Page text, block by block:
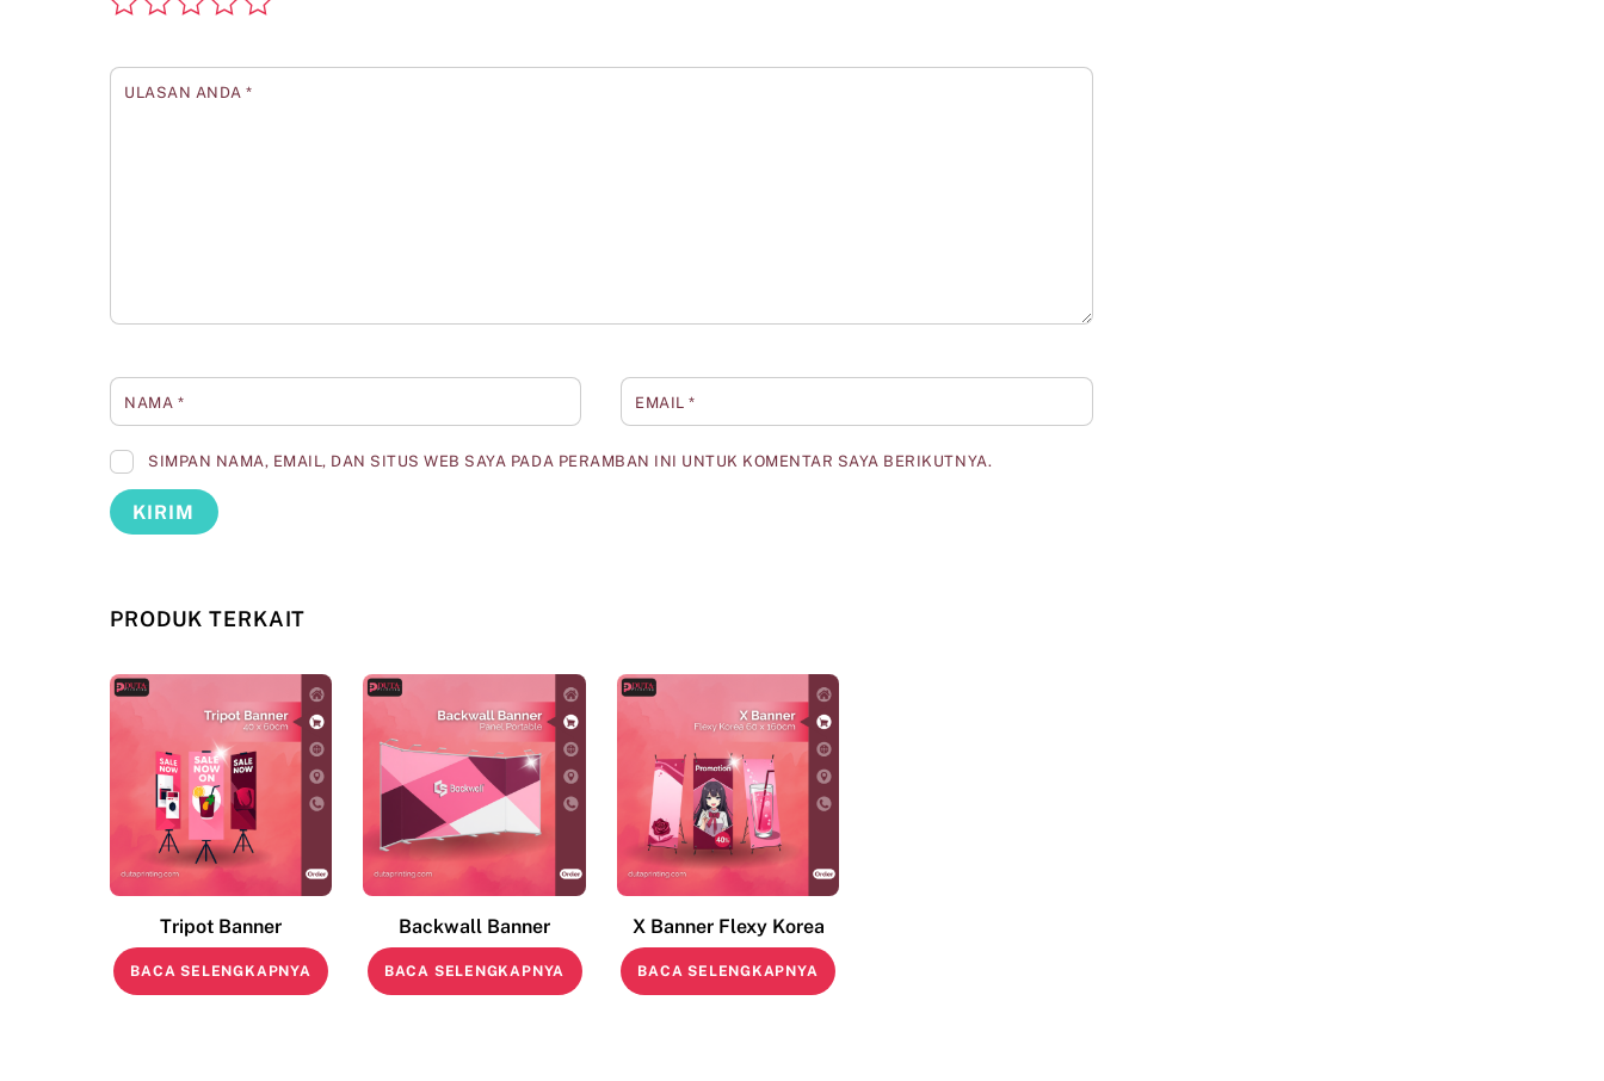
ULASAN ANDA*
NAMA * EMAIL*
SIMPAN NAMA, EMAIL, DAN SITUS WEB SAYA PADA PERAMBAN INI UNTUK KOMENTAR SAYA BERIKUTNYA.
PRODUK TERKAIT
Tripot Banner
BACA SELENGKAPNYA
Backwall Banner
BACA SELENGKAPNYA
X Banner Flexy Korea
BACA SELENGKAPNYA